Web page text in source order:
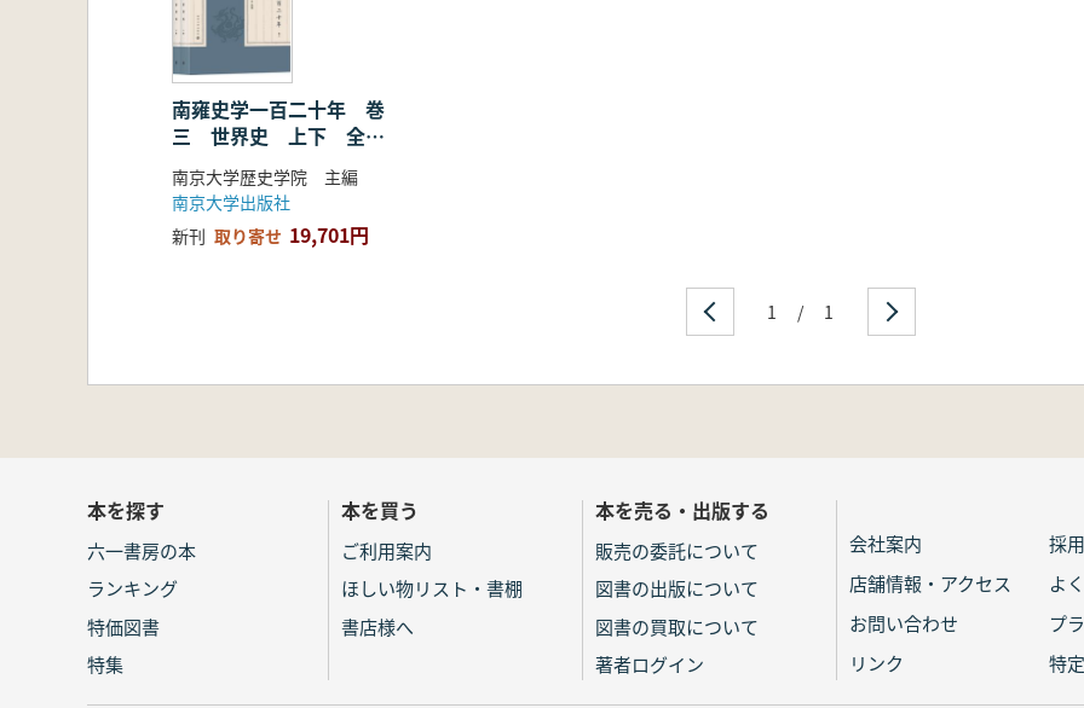
南雍史学一百二十年 巻
三 世界史 上下 全2
冊
南京大学歴史学院 主編
南京大学出版社
新刊 取り寄せ 19,701円
1 / 1
本を探す
六一書房の本
ランキング
特価図書
特集
本を買う
ご利用案内
ほしい物リスト・書棚
書店様へ
本を売る・出版する
販売の委託について
図書の出版について
図書の買取について
著者ログイン
会社案内
採
店舗情報・アクセス
よ
お問い合わせ
プ
リンク
特